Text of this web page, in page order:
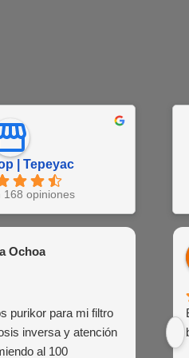
de las agentes
Muy
| Tepeyac
168 opiniones
Ochoa
purikor para mi filtro
inversa y atención
al 100